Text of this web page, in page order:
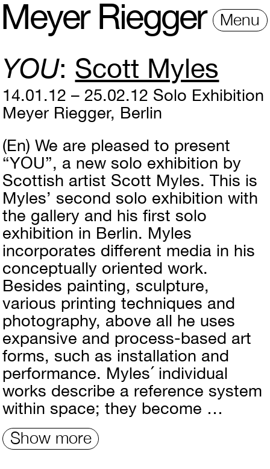
Meyer Riegger Menu
YOU Scott Myles
14.01.12 – 25.02.12 Solo Exhibition
Meyer Riegger, Berlin
(En) We are pleased to present
“YOU”, a new solo exhibition by
Scottish artist Scott Myles. This is
Myles’ second solo exhibition with
the gallery and his first solo
exhibition in Berlin. Myles
incorporates different media in his
conceptually oriented work.
Besides painting, sculpture,
various printing techniques and
photography, above all he uses
expansive and process-based art
forms, such as installation and
performance. Myles´ individual
works describe a reference system
within space; they become …
Show more